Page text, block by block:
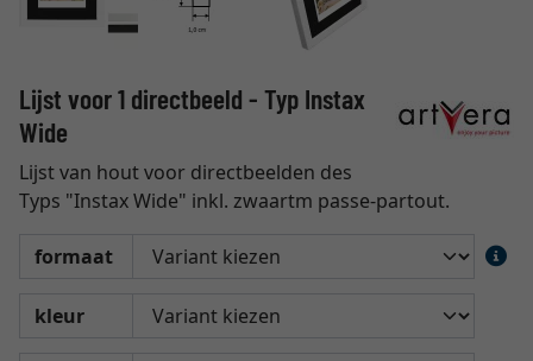
Lijst voor 1 directbeeld - Typ Instax
Wide
Lijst van hout voor directbeelden des
Typs "Instax Wide" inkl. zwaartm passe-partout.
formaat
kleur